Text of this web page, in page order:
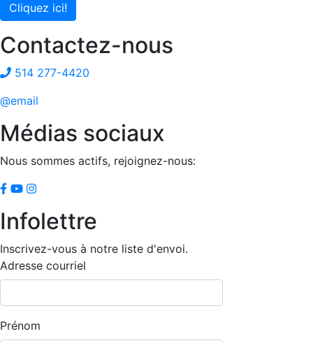
Cliquez ici!
Contactez-nous
514 277-4420
@email
Médias sociaux
Nous sommes actifs, rejoignez-nous:
Infolettre
Inscrivez-vous à notre liste d'envoi.
Adresse courriel
Prénom